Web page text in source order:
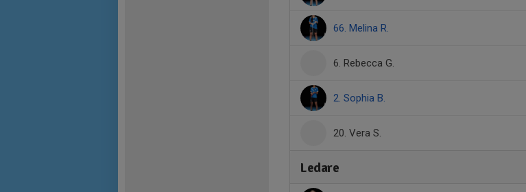
66. Melina R.
6. Rebecca G.
2. Sophia B.
20. Vera S.
Ledare